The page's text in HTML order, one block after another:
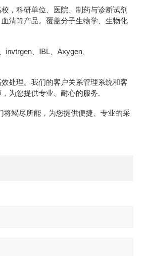
，科研单位、医院、制药与诊断试剂
清等产品。覆盖分子生物学、生物化
、IBL、Axygen、
处理。我们的客户关系管理系统和客
为您提供专业、耐心的服务.
将竭尽所能，为您提供便捷、专业的采